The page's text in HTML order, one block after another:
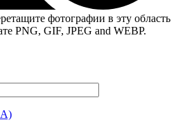
фотографии в эту область
PNG, GIF, JPEG and WEBP.